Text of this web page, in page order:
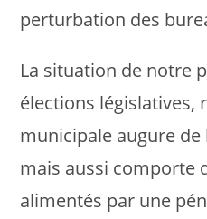
perturbation des
La situation de notre
élections législatives,
municipale augure de
mais aussi comporte
alimentés par une